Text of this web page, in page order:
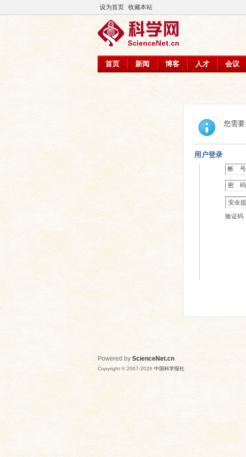
设为首页 收藏本站
首页 新闻 博客 人才 会议
您需
用户登录
帐
密
验证码
Powered by ScienceNet.cn
Copyright © 2007-2026 中国科学报社